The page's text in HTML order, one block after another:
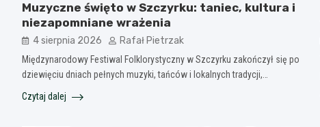
Muzyczne święto w Szczyrku: taniec, kultura i
niezapomniane wrażenia
4 sierpnia 2026 Rafał Pietrzak
Międzynarodowy Festiwal Folklorystyczny w Szczyrku zakończył się po
dziewięciu dniach pełnych muzyki, tańców i lokalnych tradycji,…
Czytaj dalej